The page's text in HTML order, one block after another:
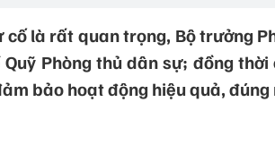
là rất quan trọng, Bộ trưởng
Phòng thủ dân sự; đồng
bảo hoạt động hiệu quả, đúng